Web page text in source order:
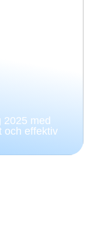
2025 med
och effektiv